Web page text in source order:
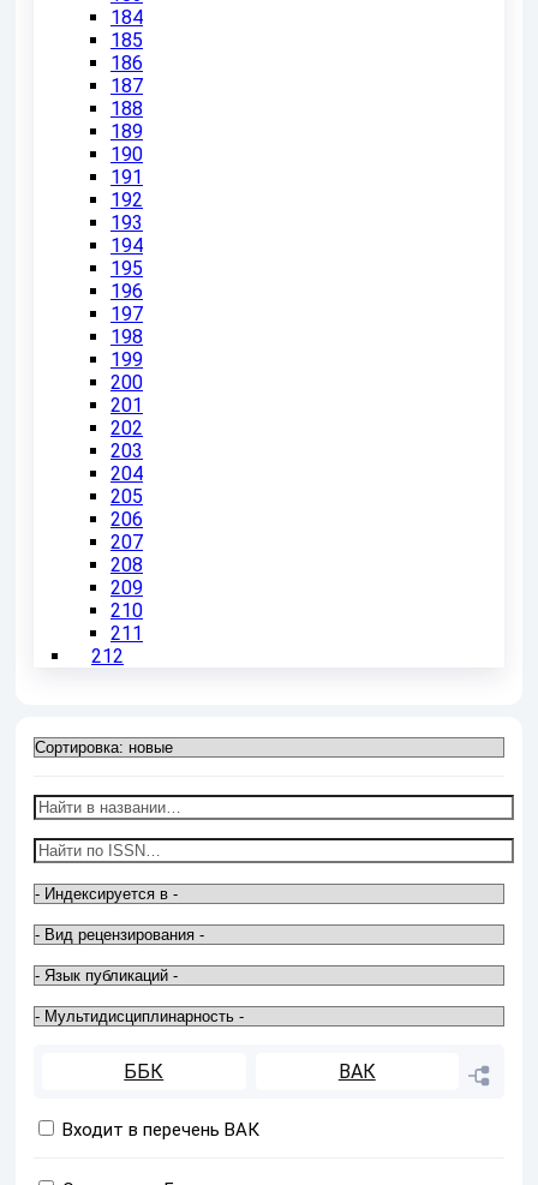
184
185
186
187
188
189
190
191
192
193
194
195
196
197
198
199
200
201
202
203
204
205
206
207
208
209
210
211
212
ББК ВАК
Входит в перечень ВАК